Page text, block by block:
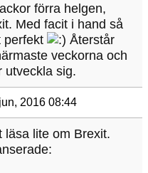
förra helgen,
Med facit i hand så
perfekt
Återstår
veckorna och
utveckla sig.
2016 08:44
läsa lite om Brexit.